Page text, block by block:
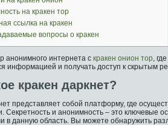
на кракен тор
ссылка на кракен
вопросы о кракен
анонимного интернета с кракен онион тор,
информацией и получать доступ к скрытым
кракен даркнет?
представляет собой платформу, где
Секретность и анонимность – это ключевые
в данную область. Вы можете обнаружить